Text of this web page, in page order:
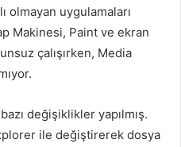
olmayan uygulamaları
Makinesi, Paint ve ekran
çalışırken, Media
değişiklikler yapılmış.
ile değiştirerek dosya